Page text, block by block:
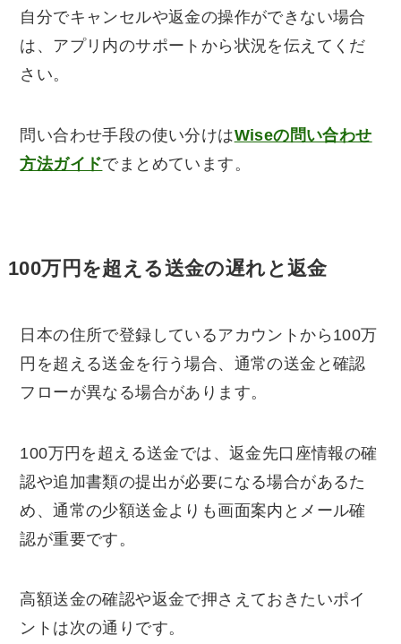
自分でキャンセルや返金の操作ができない場合
は、アプリ内のサポートから状況を伝えてくだ
さい。
問い合わせ手段の使い分けはWiseの問い合わせ
方法ガイドでまとめています。
100万円を超える送金の遅れと返金
日本の住所で登録しているアカウントから100万
円を超える送金を行う場合、通常の送金と確認
フローが異なる場合があります。
100万円を超える送金では、返金先口座情報の確
認や追加書類の提出が必要になる場合があるた
め、通常の少額送金よりも画面案内とメール確
認が重要です。
高額送金の確認や返金で押さえておきたいポイ
ントは次の通りです。